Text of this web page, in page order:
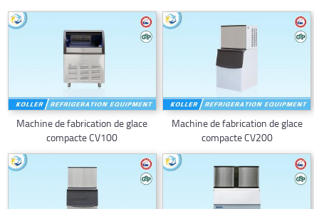
Machine de fabrication de glace
compacte CV100
Machine de fabrication de glace
compacte CV200